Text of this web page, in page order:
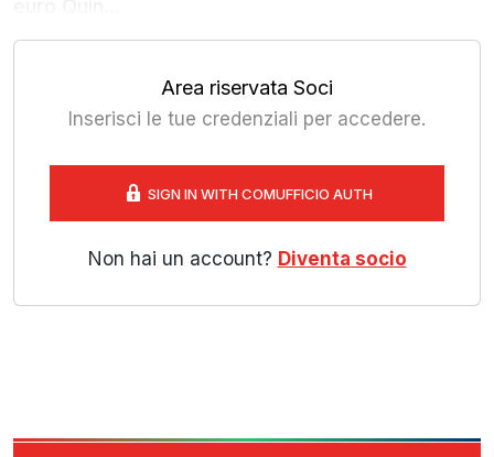
Area riservata Soci
Inserisci le tue credenziali per accedere.
SIGN IN WITH COMUFFICIO AUTH
Non hai un account? Diventa socio